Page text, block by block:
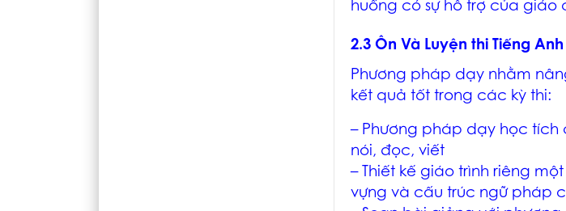
huống có sự hỗ trợ của giáo
2.3 Ôn Và Luyện thi Tiếng
Phương pháp dạy nhằm
kết quả tốt trong các kỳ thi:
– Phương pháp dạy học
nói, đọc, viết
– Thiết kế giáo trình riêng
vựng và cấu trúc ngữ pháp